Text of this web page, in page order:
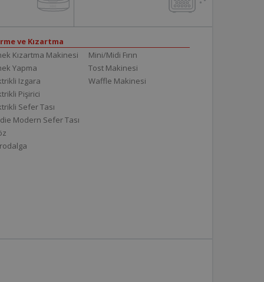
ve Kızartma
Kızartma Makinesi
Yapma
Izgara
Pişirici
Sefer Tası
Modern Sefer Tası
Mini/Midi Fırın
Tost Makinesi
Waffle Makinesi